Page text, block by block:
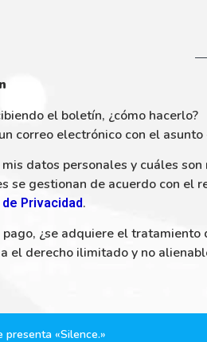
el boletín, ¿cómo hacerlo?
correo electrónico con el asunto
datos personales y cuáles son
se gestionan de acuerdo con el
Privacidad.
¿se adquiere el tratamiento
el derecho ilimitado y no
presenta «Silence.»